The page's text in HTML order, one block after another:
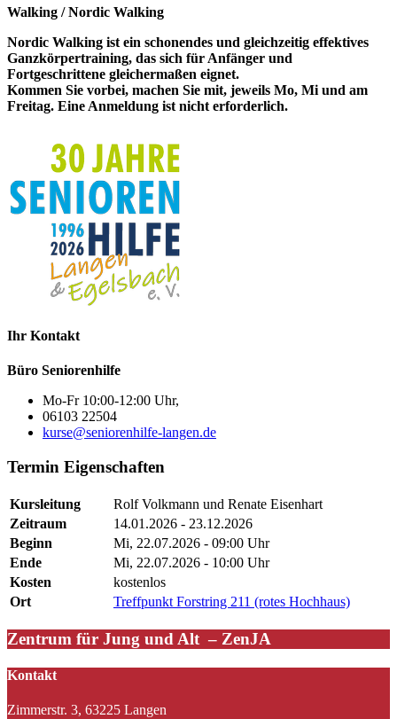
Walking / Nordic Walking
Nordic Walking ist ein schonendes und gleichzeitig effektives
Ganzkörpertraining, das sich für Anfänger und
Fortgeschrittene gleichermaßen eignet.
Kommen Sie vorbei, machen Sie mit, jeweils Mo, Mi und am
Freitag. Eine Anmeldung ist nicht erforderlich.
Ihr Kontakt
Büro Seniorenhilfe
Mo-Fr 10:00-12:00 Uhr,
06103 22504
kurse@seniorenhilfe-langen.de
Termin Eigenschaften
Kursleitung
Rolf Volkmann und Renate Eisenhart
Zeitraum
14.01.2026 - 23.12.2026
Beginn
Mi, 22.07.2026 - 09:00 Uhr
Ende
Mi, 22.07.2026 - 10:00 Uhr
Kosten
kostenlos
Ort
Treffpunkt Forstring 211 (rotes Hochhaus)
Zentrum für Jung und Alt – ZenJA
Kontakt
Zimmerstr. 3, 63225 Langen